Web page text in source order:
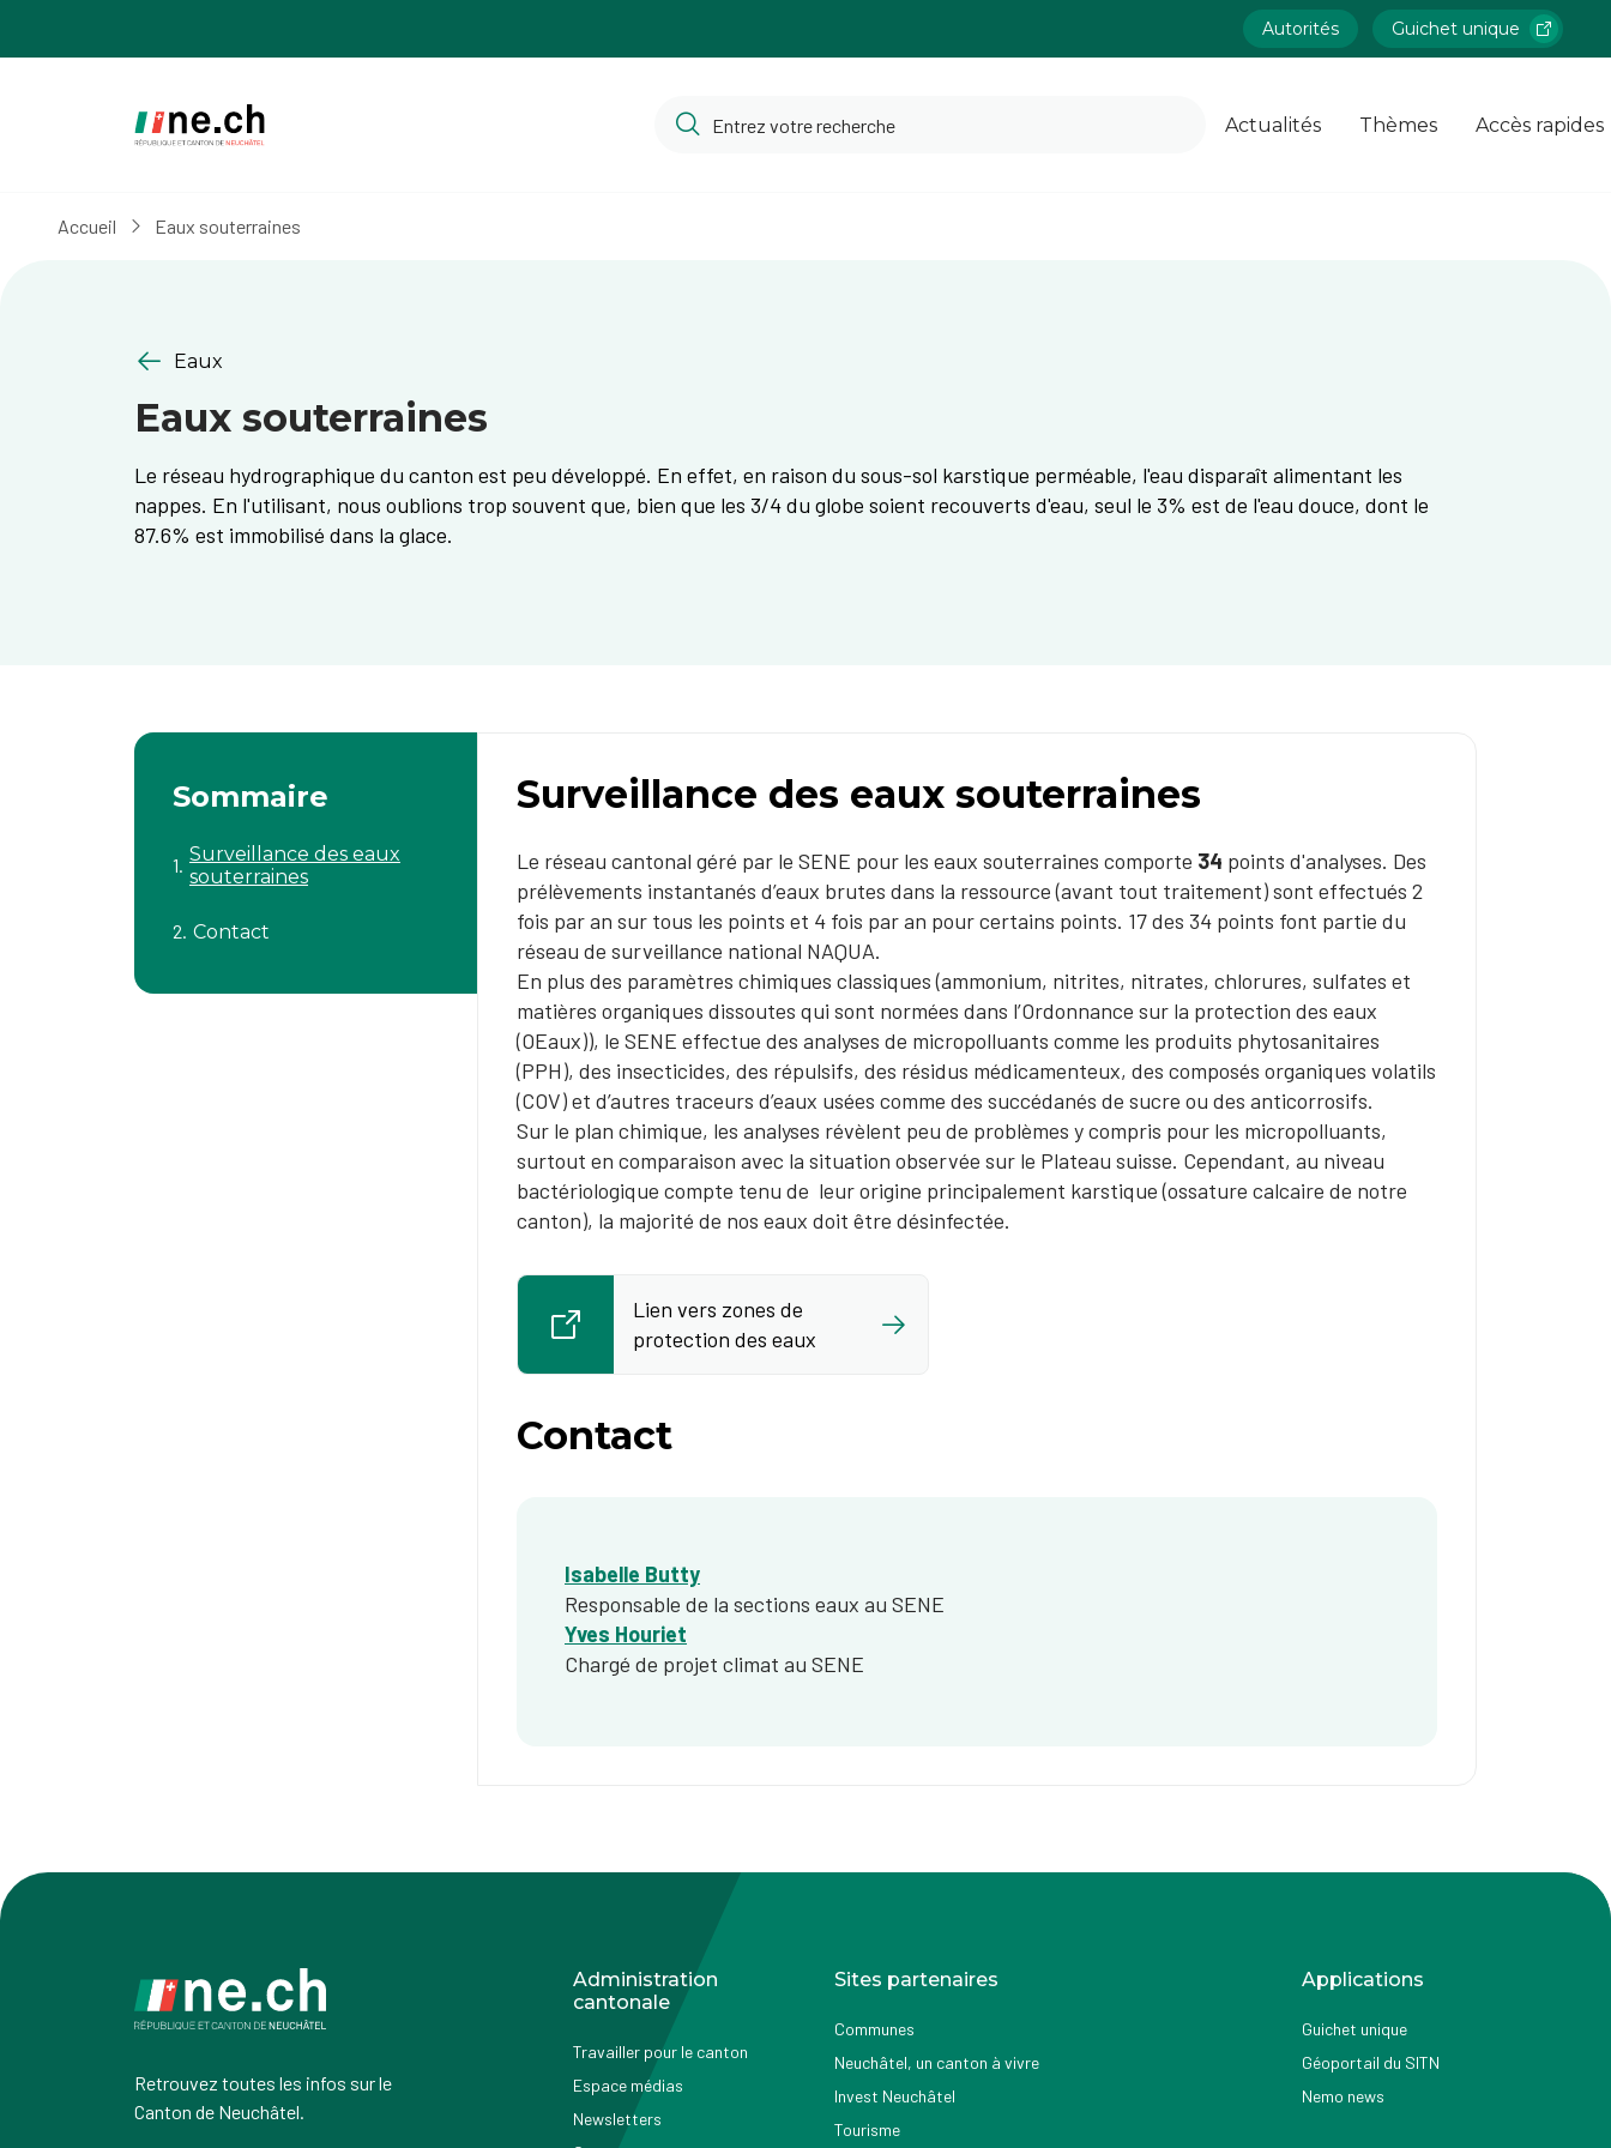
Autorités Guichet unique
Actualités Thèmes Accès rapides
Accueil Eaux souterraines
Eaux
Eaux souterraines
Le réseau hydrographique du canton est peu développé. En effet, en raison du sous-sol karstique perméable, l'eau disparaît alimentant les
nappes. En l'utilisant, nous oublions trop souvent que, bien que les 3/4 du globe soient recouverts d'eau, seul le 3% est de l'eau douce, dont le
87.6% est immobilisé dans la glace.
Sommaire
Surveillance des eaux
souterraines
Contact
Surveillance des eaux souterraines
Le réseau cantonal géré par le SENE pour les eaux souterraines comporte 34 points d'analyses. Des
prélèvements instantanés d’eaux brutes dans la ressource (avant tout traitement) sont effectués 2
fois par an sur tous les points et 4 fois par an pour certains points. 17 des 34 points font partie du
réseau de surveillance national NAQUA.
En plus des paramètres chimiques classiques (ammonium, nitrites, nitrates, chlorures, sulfates et
matières organiques dissoutes qui sont normées dans l’Ordonnance sur la protection des eaux
(OEaux)), le SENE effectue des analyses de micropolluants comme les produits phytosanitaires
(PPH), des insecticides, des répulsifs, des résidus médicamenteux, des composés organiques volatils
(COV) et d’autres traceurs d’eaux usées comme des succédanés de sucre ou des anticorrosifs.
Sur le plan chimique, les analyses révèlent peu de problèmes y compris pour les micropolluants,
surtout en comparaison avec la situation observée sur le Plateau suisse. Cependant, au niveau
bactériologique compte tenu de leur origine principalement karstique (ossature calcaire de notre
canton), la majorité de nos eaux doit être désinfectée.
Lien vers zones de
protection des eaux
Contact
Isabelle Butty
Responsable de la sections eaux au SENE
Yves Houriet
Chargé de projet climat au SENE
Retrouvez toutes les infos sur le
Canton de Neuchâtel.
Administration
cantonale
Travailler pour le canton
Espace médias
Newsletters
Sites partenaires
Communes
Neuchâtel, un canton à vivre
Invest Neuchâtel
Tourisme
Applications
Guichet unique
Géoportail du SITN
Nemo news